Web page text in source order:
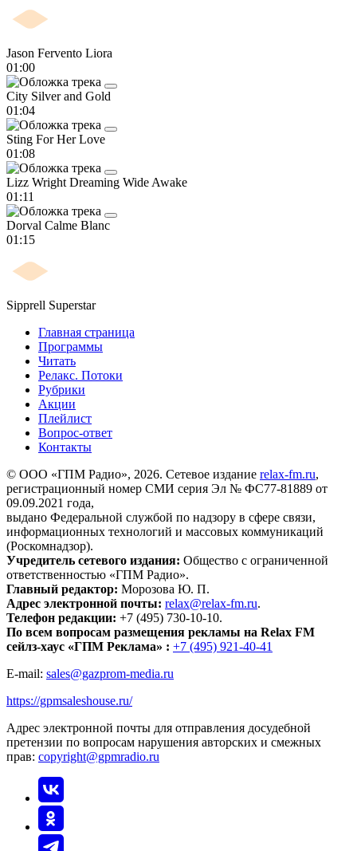
Jason Fervento Liora
01:00
City Silver and Gold
01:04
Sting For Her Love
01:08
Lizz Wright Dreaming Wide Awake
01:11
Dorval Calme Blanc
01:15
Sipprell Superstar
Главная страница
Программы
Читать
Релакс. Потоки
Рубрики
Акции
Плейлист
Вопрос-ответ
Контакты
© ООО «ГПМ Радио», 2026. Сетевое издание relax-fm.ru,
регистрационный номер СМИ серия Эл № ФС77-81889 от
09.09.2021 года,
выдано Федеральной службой по надзору в сфере связи,
информационных технологий и массовых коммуникаций
(Роскомнадзор).
Учредитель сетевого издания: Общество с ограниченной
ответственностью «ГПМ Радио».
Главный редактор: Морозова Ю. П.
Адрес электронной почты: relax@relax-fm.ru.
Телефон редакции: +7 (495) 730-10-10.
По всем вопросам размещения рекламы на Relax FM
сейлз-хаус «ГПМ Реклама» : +7 (495) 921-40-41
E-mail: sales@gazprom-media.ru
https://gpmsaleshouse.ru/
Адрес электронной почты для отправления досудебной
претензии по вопросам нарушения авторских и смежных
прав: copyright@gpmradio.ru